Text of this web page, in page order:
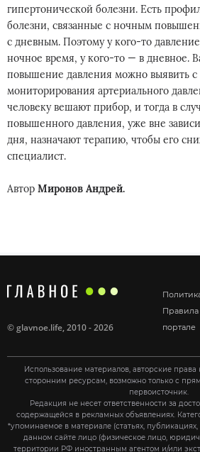
гипертонической болезни. Есть
болезни, связанные с ночным
с дневным. Поэтому у кого-то
ночное время, у кого-то — в дневное.
повышение давления можно выявить
мониторирования артериального
человеку вешают прибор, и тогда в
повышенного давления, уже вне
дня, назначают терапию, чтобы его
специалист.
Автор Миронов Андрей.
портале
©glavnoe.life, 2010 - 2026
Использование материалов, авторские
сторонним ресурсам, возможно только с
первоисточник.
Редакция не несет ответственности за
содержащейся в рекламных объявлениях.
*упоминаемое в материале (статьях,
данном сайте лицо (физическое лицо,
территории РФ иностранным агентом и/или